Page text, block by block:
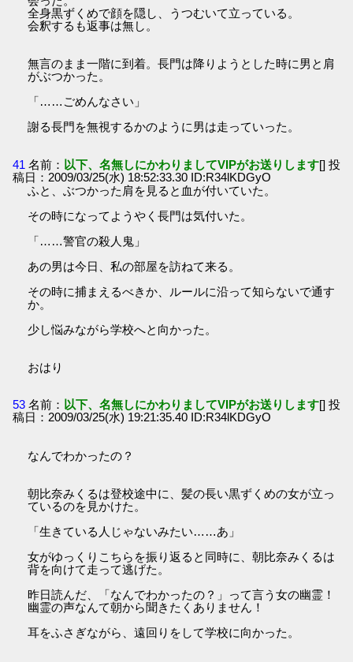
全身黒ずくめで顔を隠し、うつむいて立っている。
会釈するも返事は無し。
無言のまま一階に到着。長門は降りようとした時に男と肩
がぶつかった。
「……ごめんなさい」
謝る長門を無視するかのように男は走っていった。
41 名前： 以下、名無しにかわりましてVIPがお送りします[] 投
稿日：2009/03/25(水) 18:52:33.30 ID:R34lKDGyO
ふと、ぶつかった肩を見ると血が付いていた。
その時になってようやく長門は気付いた。
「……警官の殺人鬼」
あの男は今日、私の部屋を訪ねて来る。
その時に捕まえるべきか、ルールに沿って知らないで通す
か。
少し悩みながら学校へと向かった。
おはり
53 名前： 以下、名無しにかわりましてVIPがお送りします[] 投
稿日：2009/03/25(水) 19:21:35.40 ID:R34lKDGyO
なんでわかったの？
朝比奈みくるは登校途中に、髪の長い黒ずくめの女が立っ
ているのを見かけた。
「生きている人じゃないみたい……あ」
女がゆっくりこちらを振り返ると同時に、朝比奈みくるは
背を向けて走って逃げた。
昨日読んだ、「なんでわかったの？」って言う女の幽霊！
幽霊の声なんて朝から聞きたくありません！
耳をふさぎながら、遠回りをして学校に向かった。